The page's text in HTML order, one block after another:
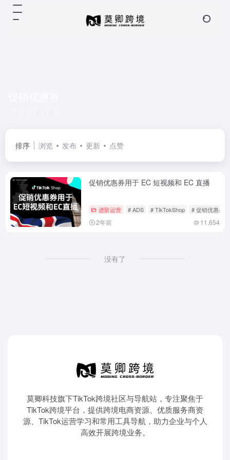
排序 浏览 发布 更新 点赞
促销优惠券用于 EC 短视频和 EC 直播
进阶运营 # ADS # TikTokShop # 促销优惠券
2年前 11,654
没有了
莫卿科技旗下TikTok跨境社区与导航站，专注聚焦于
TikTok跨境平台，提供跨境电商资源、优质服务商资
源、TikTok运营学习和常用工具导航，助力企业与个人
高效开展跨境业务。